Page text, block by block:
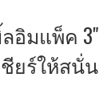
ลอิมแพ็ค 3"
ยร์ให้สนั่น